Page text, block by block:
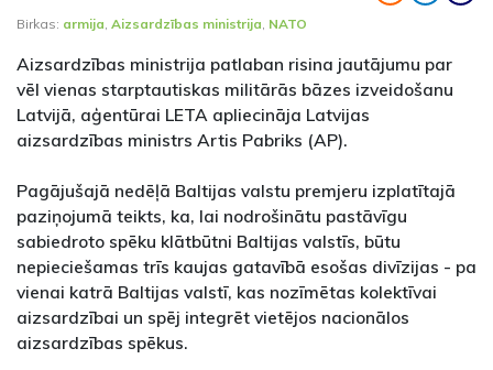
Birkas: armija, Aizsardzības ministrija, NATO
Aizsardzības ministrija patlaban risina jautājumu par
vēl vienas starptautiskas militārās bāzes izveidošanu
Latvijā, aģentūrai LETA apliecināja Latvijas
aizsardzības ministrs Artis Pabriks (AP).
Pagājušajā nedēļā Baltijas valstu premjeru izplatītajā
paziņojumā teikts, ka, lai nodrošinātu pastāvīgu
sabiedroto spēku klātbūtni Baltijas valstīs, būtu
nepieciešamas trīs kaujas gatavībā esošas divīzijas - pa
vienai katrā Baltijas valstī, kas nozīmētas kolektīvai
aizsardzībai un spēj integrēt vietējos nacionālos
aizsardzības spēkus.